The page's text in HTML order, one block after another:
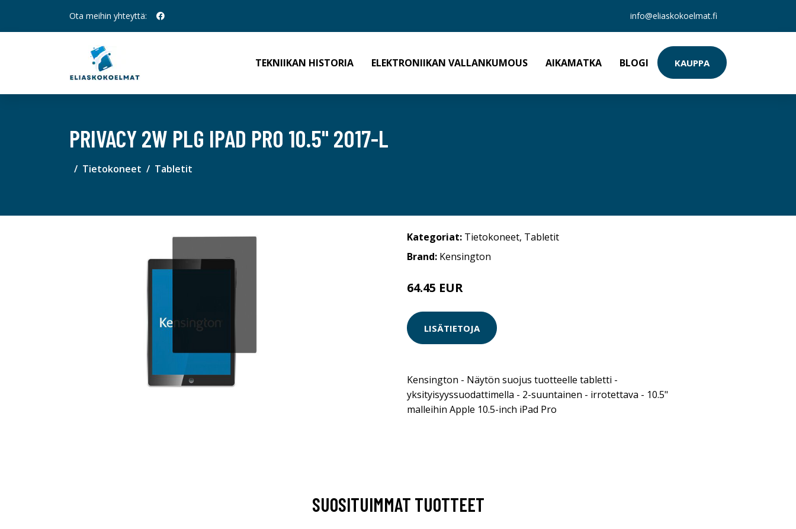
Ota meihin yhteyttä: info@eliaskokoelmat.fi
TEKNIIKAN HISTORIA ELEKTRONIIKAN VALLANKUMOUS AIKAMATKA BLOGI KAUPPA
PRIVACY 2W PLG IPAD PRO 10.5" 2017-L
Tietokoneet Tabletit
Kategoriat: Tietokoneet, Tabletit
Brand: Kensington
64.45 EUR
LISÄTIETOJA
Kensington - Näytön suojus tuotteelle tabletti -
yksityisyyssuodattimella - 2-suuntainen - irrotettava - 10.5"
malleihin Apple 10.5-inch iPad Pro
SUOSITUIMMAT TUOTTEET